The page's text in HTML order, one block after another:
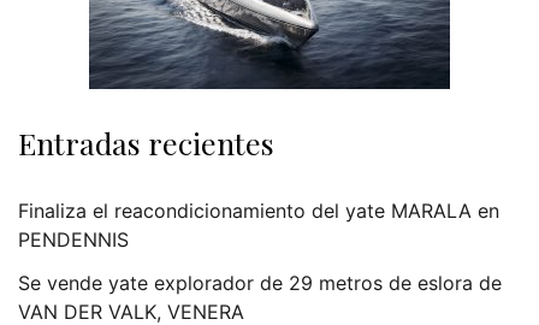
Entradas recientes
Finaliza el reacondicionamiento del yate MARALA en
PENDENNIS
Se vende yate explorador de 29 metros de eslora de
VAN DER VALK, VENERA